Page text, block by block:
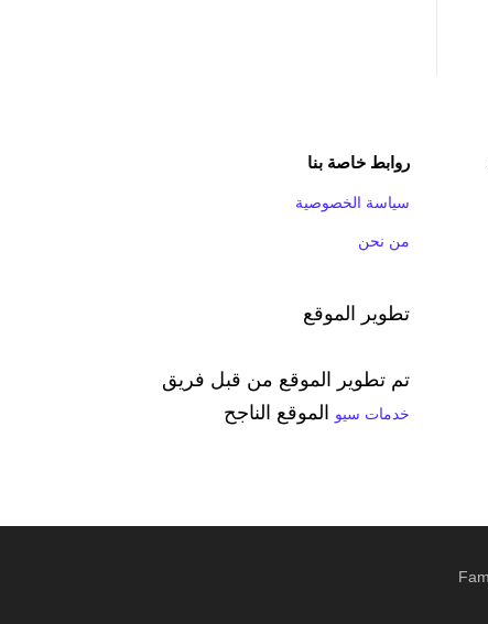
روابط خاصة بنا
سياسة الخصوصية
من نحن
تطوير الموقع
تم تطوير الموقع من قبل فريق
خدمات سيو الموقع الناجح